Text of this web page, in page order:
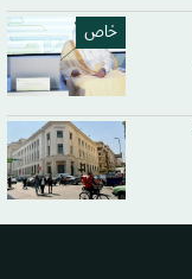
خاص